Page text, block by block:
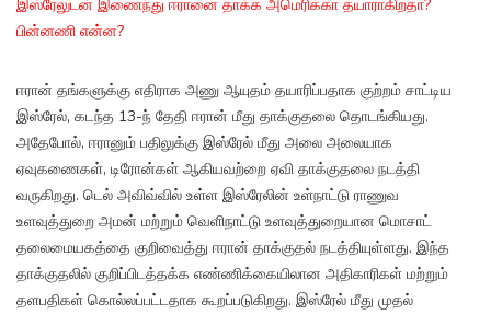
இஸ்ரேலுடன் இணைந்து ஈரானை தாக்க அமெரிக்கா தயாராகிறதா?
பின்னணி என்ன?
ஈரான் தங்களுக்கு எதிராக அணு ஆயுதம் தயாரிப்பதாக குற்றம் சாட்டிய
இஸ்ரேல், கடந்த 13-ந் தேதி ஈரான் மீது தாக்குதலை தொடங்கியது.
அதேபோல், ஈரானும் பதிலுக்கு இஸ்ரேல் மீது அலை அலையாக
ஏவுகணைகள், டிரோன்கள் ஆகியவற்றை ஏவி தாக்குதலை நடத்தி
வருகிறது. டெல் அவிவ்வில் உள்ள இஸ்ரேலின் உள்நாட்டு ராணுவ
உளவுத்துறை அமன் மற்றும் வெளிநாட்டு உளவுத்துறையான மொசாட்
தலைமையகத்தை குறிவைத்து ஈரான் தாக்குதல் நடத்தியுள்ளது. இந்த
தாக்குதலில் குறிப்பிடத்தக்க எண்ணிக்கையிலான அதிகாரிகள் மற்றும்
தளபதிகள் கொல்லப்பட்டதாக கூறப்படுகிறது. இஸ்ரேல் மீது முதல்